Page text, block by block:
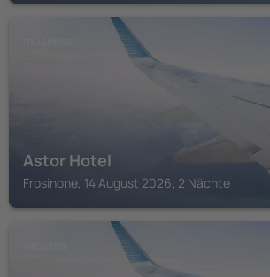
Astor Hotel
Frosinone, 14 August 2026, 2 Nächte